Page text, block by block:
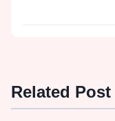
Related Post